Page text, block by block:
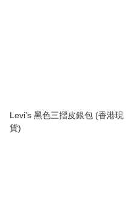
Levi’s 黑色三摺皮銀包 (香港現
貨)